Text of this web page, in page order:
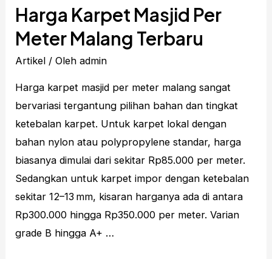
Harga Karpet Masjid Per
Meter Malang Terbaru
Artikel / Olehadmin
Harga karpet masjid per meter malang sangat
bervariasi tergantung pilihan bahan dan tingkat
ketebalan karpet. Untuk karpet lokal dengan
bahan nylon atau polypropylene standar, harga
biasanya dimulai dari sekitar Rp85.000 per meter.
Sedangkan untuk karpet impor dengan ketebalan
sekitar 12–13 mm, kisaran harganya ada di antara
Rp300.000 hingga Rp350.000 per meter. Varian
grade B hingga A+ …